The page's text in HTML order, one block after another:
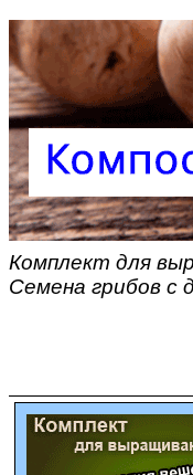
Комплект для
Семена грибов с